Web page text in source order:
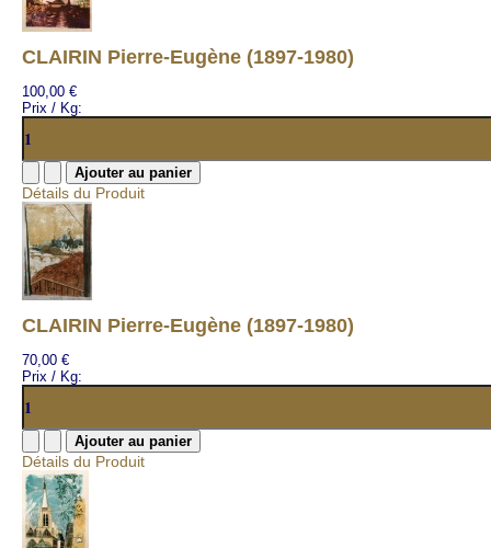
CLAIRIN Pierre-Eugène (1897-1980)
100,00 €
Prix / Kg:
Détails du Produit
CLAIRIN Pierre-Eugène (1897-1980)
70,00 €
Prix / Kg:
Détails du Produit